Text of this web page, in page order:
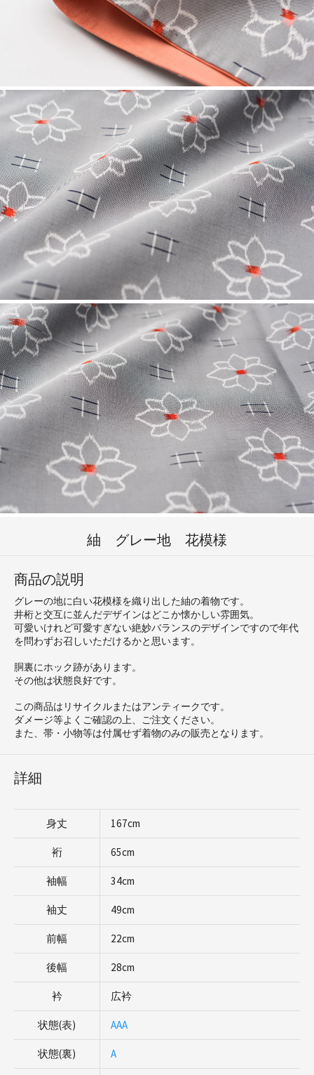
紬 グレー地 花模様
商品の説明
グレーの地に白い花模様を織り出した紬の着物です。
井桁と交互に並んだデザインはどこか懐かしい雰囲気。
可愛いけれど可愛すぎない絶妙バランスのデザインですので年代
を問わずお召しいただけるかと思います。
胴裏にホック跡があります。
その他は状態良好です。
この商品はリサイクルまたはアンティークです。
ダメージ等よくご確認の上、ご注文ください。
また、帯・小物等は付属せず着物のみの販売となります。
詳細
身丈 167cm
裄 65cm
袖幅 34cm
袖丈 49cm
前幅 22cm
後幅 28cm
衿 広衿
状態(表) AAA
状態(裏) A